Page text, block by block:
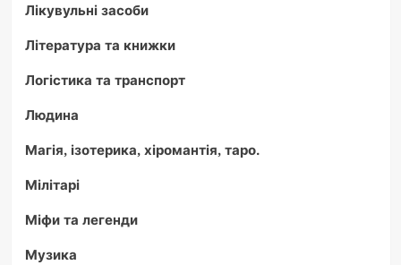
Лікувульні засоби
Література та книжки
Логістика та транспорт
Людина
Магія, ізотерика, хіромантія, таро.
Мілітарі
Міфи та легенди
Музика